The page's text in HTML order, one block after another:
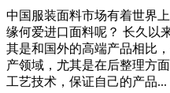
中国服装面料市场有着世界
缘何爱进口面料呢？ 长久以
其是和国外的高端产品相比
产领域，尤其是在后整理方
工艺技术，保证自己的产品...